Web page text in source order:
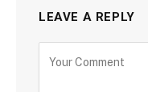
LEAVE A REPLY